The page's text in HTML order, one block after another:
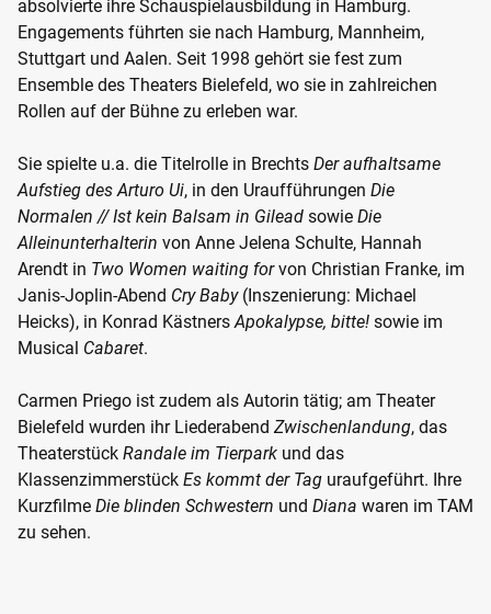
absolvierte ihre Schauspielausbildung in Hamburg.
Engagements führten sie nach Hamburg, Mannheim,
Stuttgart und Aalen. Seit 1998 gehört sie fest zum
Ensemble des Theaters Bielefeld, wo sie in zahlreichen
Rollen auf der Bühne zu erleben war.
Sie spielte u.a. die Titelrolle in Brechts Der aufhaltsame
Aufstieg des Arturo Ui, in den Uraufführungen Die
Normalen // Ist kein Balsam in Gilead sowie Die
Alleinunterhalterin von Anne Jelena Schulte, Hannah
Arendt in Two Women waiting forvon Christian Franke, im
Janis-Joplin-Abend Cry Baby(Inszenierung: Michael
Heicks), in Konrad KästnersApokalypse, bitte! sowie im
Musical Cabaret.
Carmen Priego ist zudem als Autorin tätig; am Theater
Bielefeld wurden ihr Liederabend Zwischenlandung, das
Theaterstück Randale im Tierpark und das
Klassenzimmerstück Es kommt der Tag uraufgeführt. Ihre
Kurzfilme Die blinden Schwestern und Diana waren im TAM
zu sehen.